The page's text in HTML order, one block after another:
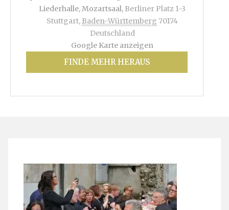
Liederhalle, Mozartsaal, Berliner Platz 1-3
Stuttgart, Baden-Württemberg 70174
Deutschland
Google Karte anzeigen
FINDE MEHR HERAUS